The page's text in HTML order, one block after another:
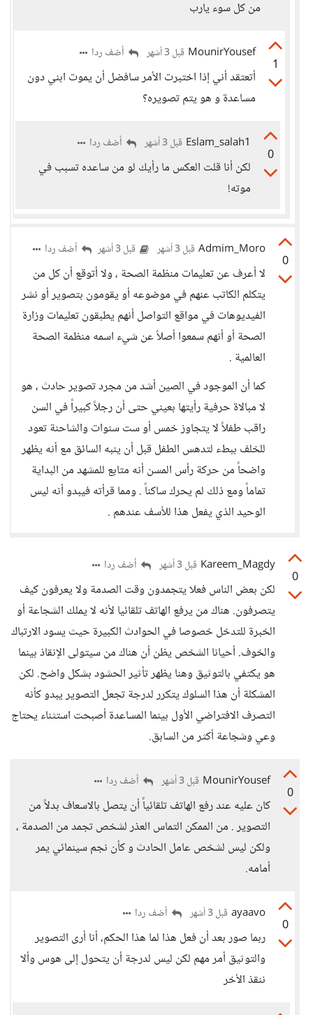
من كل سوء يارب
1
MounirYousef قبل 3 أشهر أضف ردا
أتعتقد أني إذا اختبرت الأمر سافضل أن يموت ابني دون
مساعدة و هو يتم تصويره؟
0
Eslam_salah1 قبل 3 أشهر أضف ردا
لكن أنا قلت العكس ما رأيك لو من ساعده تسبب في
موته!
0
Admim_Moro قبل 3 أشهر قبل 3 أشهر أضف ردا
لا أعرف عن تعليمات منظمة الصحة ، ولا أتوقع أن كل من
يتكلم الكاتب عنهم في موضوعه أو يقومون بتصوير أو نشر
الفيديوهات في مواقع التواصل أنهم يطبقون تعليمات وزارة
الصحة أو أنهم سمعوا أصلاً عن شيء اسمه منظمة الصحة
العالمية .
كما أن الموجود في الصين أشد من مجرد تصوير حادث ، هو
لا مبالاة حرفية رأيتها بعيني حتى أن رجلاً كبيراً في السن
راقب طفلاً لا يتجاوز خمس أو ست سنوات والشاحنة تعود
للخلف ببطء لتدهس الطفل قبل أن ينبه السائق مع أنه يظهر
واضحاً من حركة رأس المسن أنه متابع للمشهد من البداية
تماماً ومع ذلك لم يحرك ساكناً . ومما قرأته فيبدو أنه ليس
الوحيد الذي يفعل هذا للأسف عندهم .
0
Kareem_Magdy قبل 3 أشهر أضف ردا
لكن بعض الناس فعلا يتجمدون وقت الصدمة ولا يعرفون كيف
يتصرفون. هناك من يرفع الهاتف تلقائيا لأنه لا يملك الشجاعة أو
الخبرة للتدخل خصوصا في الحوادث الكبيرة حيث يسود الارتباك
والخوف. أحيانا الشخص يظن أن هناك من سيتولى الإنقاذ بينما
هو يكتفي بالتوثيق وهنا يظهر تأثير الحشود بشكل واضح. لكن
المشكلة أن هذا السلوك يتكرر لدرجة تجعل التصوير يبدو كأنه
التصرف الافتراضي الأول بينما المساعدة أصبحت استثناء يحتاج
وعي وشجاعة أكثر من السابق.
0
MounirYousef قبل 3 أشهر أضف ردا
كان عليه عند رفع الهاتف تلقائياً أن يتصل بالاسعاف بدلاً من
التصوير . من الممكن التماس العذر لشخص تجمد من الصدمة ،
ولكن ليس لشخص عامل الحادث و كأن نجم سينمائي يمر
أمامه.
0
ayaavo قبل 3 أشهر أضف ردا
ربما صور بعد أن فعل هذا لما هذا الحكم، أنا أرى التصوير
والتوثيق أمر مهم لكن ليس لدرجة أن يتحول إلى هوس وألا
ننقذ الأخر